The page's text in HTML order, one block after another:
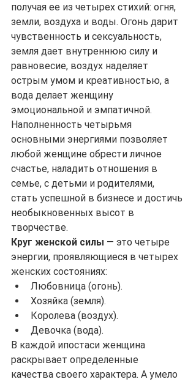
получая ее из четырех стихий: огня,
земли, воздуха и воды. Огонь дарит
чувственность и сексуальность,
земля дает внутреннюю силу и
равновесие, воздух наделяет
острым умом и креативностью, а
вода делает женщину
эмоциональной и эмпатичной.
Наполненность четырьмя
основными энергиями позволяет
любой женщине обрести личное
счастье, наладить отношения в
семье, с детьми и родителями,
стать успешной в бизнесе и достичь
необыкновенных высот в
творчестве.
Круг женской силы — это четыре
энергии, проявляющиеся в четырех
женских состояниях:
Любовница (огонь).
Хозяйка (земля).
Королева (воздух).
Девочка (вода).
В каждой ипостаси женщина
раскрывает определенные
качества своего характера. А умело